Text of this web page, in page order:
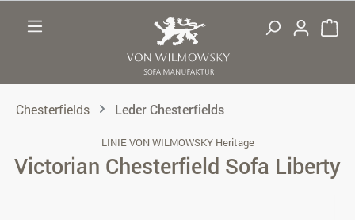
Chesterfields Leder Chesterfields
LINIE VON WILMOWSKY Heritage
Victorian Chesterfield Sofa Liberty